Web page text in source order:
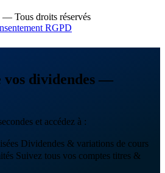
Tous droits réservés
RGPD
vos dividendes —
et accédez à :
Dividendes & variations de cours
Suivez tous vos comptes titres &